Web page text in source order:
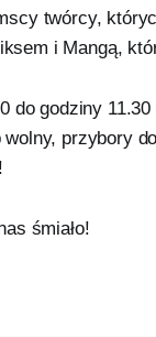
twórcy,
i Mangą,
do godziny
przybory
śmiało!